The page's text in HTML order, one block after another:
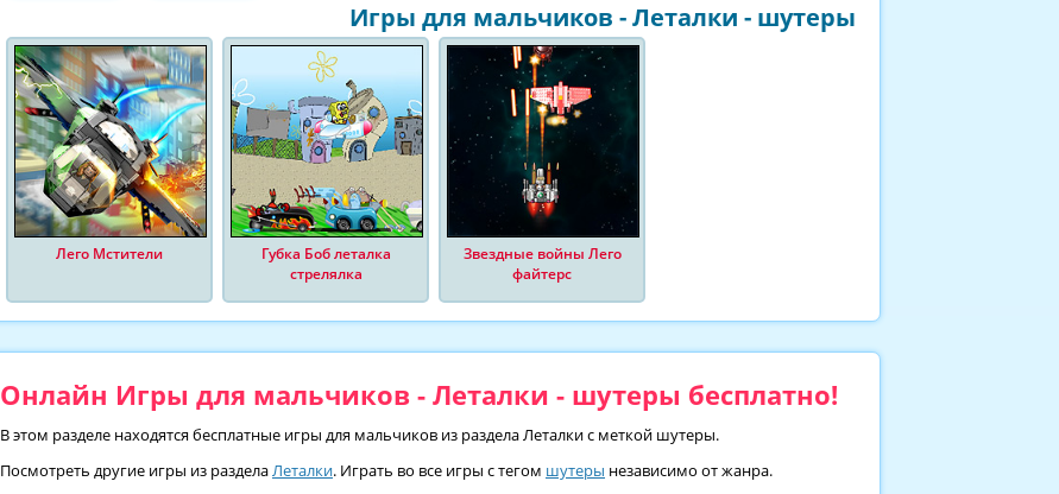
Игры для мальчиков - Леталки - шутеры
Лего Мстители
Губка Боб леталка
стрелялка
Звездные войны Лего
файтерс
Онлайн Игры для мальчиков - Леталки - шутеры бесплатно!
В этом разделе находятся бесплатные игры для мальчиков из раздела Леталки с меткой шутеры.
Посмотреть другие игры из разделаЛеталки. Играть во все игры с тегом шутеры независимо от жанра.